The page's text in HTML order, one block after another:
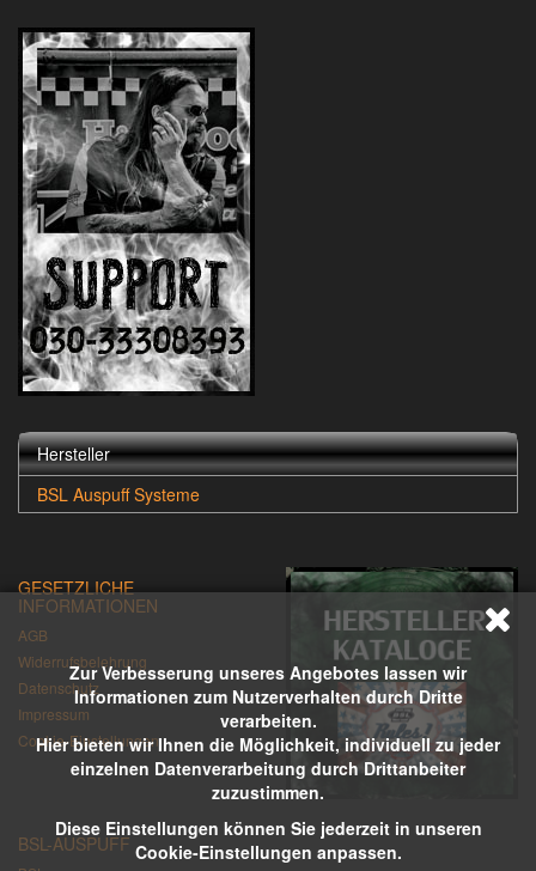
Zur Verbesserung unseres Angebotes lassen wir
Informationen zum Nutzerverhalten durch Dritte
verarbeiten.
Hier bieten wir Ihnen die Möglichkeit, individuell zu jeder
einzelnen Datenverarbeitung durch Drittanbeiter
zuzustimmen.
Diese Einstellungen können Sie jederzeit in unseren
Cookie-Einstellungen anpassen.
Hersteller
BSL Auspuff Systeme
GESETZLICHE
INFORMATIONEN
AGB
Widerrufsbelehrung
Datenschutz
Impressum
Cookie-Einstellungen
BSL-AUSPUFF